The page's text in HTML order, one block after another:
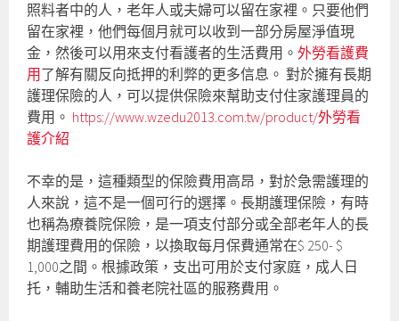
照料者中的人，老年人或夫婦可以留在家裡。只要他們
留在家裡，他們每個月就可以收到一部分房屋淨值現
金，然後可以用來支付看護者的生活費用。外勞看護費
用 了解有關反向抵押的利弊的更多信息。 對於擁有長期
護理保險的人，可以提供保險來幫助支付住家護理員的
費用。 https://www.wzedu2013.com.tw/product/外勞看
護介紹
不幸的是，這種類型的保險費用高昂，對於急需護理的
人來說，這不是一個可行的選擇。長期護理保險，有時
也稱為療養院保險，是一項支付部分或全部老年人的長
期護理費用的保險，以換取每月保費通常在$ 250- $
1,000之間。根據政策，支出可用於支付家庭，成人日
托，輔助生活和養老院社區的服務費用。